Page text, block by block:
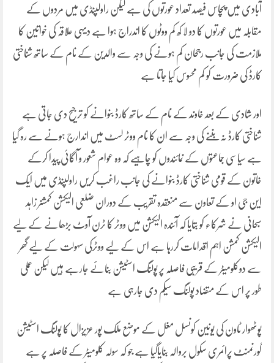
آبادی میں پچاس فیصد تعداد عورتوں کی ہے لیکن راولپنڈی میں مردوں کے
مقابلہ میں عورتوں کا دو لا کھ کم ووٹوں کا اندراج ہوا ہے دیہی علاقہ کی خواتین کا
ملازمت کی جانب رجحان کم ہونے کی وجہ سے والدین کے نام کے ساتھ شناختی
کارڈ کی ضرورت کو کم محسوس کیا جاتا ہے
اور شادی کے بعد خاوند کے نام کے ساتھ کارڈ بنوانے کو ترجیح دی جاتی ہے
شناختی کارڈ نہ بننے کی وجہ سے ان کا نام ووٹر لسٹ میں اندارج ہونے سے رہ گیا
ہے سیاسی جماعتوں کے نمائندوں کو چاہیے کہ وہ عوام شعور و آگائی پیدا کرکے
خاتون کے قومی شناختی کارڈ بنوانے کی جانب راغب کریں راولپنڈی میں ایک
این جی او کے تعاون سے منعقدہ تقریب کے دوران ضلعی الیکشن کمشنر زاہد
سبحانی نے شرکاء کو بتایا کہ آئندہ الیکشن میں ووٹر کا ٹرن آوٹ بڑھانے کے لیے
الیکشن کمشن اہم اقدامات کررہا ہے اس کے لیے ووٹرکی سہولت کے لیے گھر
سے دوکلومیٹر کے قریبی فاصلہ پر پولنگ اسٹیشن بنائے جارہے ہیں لیکن عملی
طور پر اس کے متضاد پولنگ سیکم دی جارہی ہے
پوٹھوار ٹاون کی یونین کونسل مغل کے موضع ملک پور عزیزال کا پولنگ اسٹیشن
گورنمنٹ پرائمری سکول بروالہ بنایاگیا ہے جو کہ سولہ کلومیٹر کے فاصلہ پر ہے